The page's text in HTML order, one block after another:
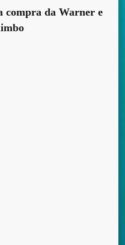
compra da Warner e